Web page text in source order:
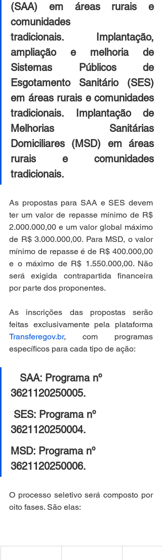
(SAA) em áreas rurais e
comunidades
tradicionais.
Implantação,
ampliação e melhoria de
Sistemas Públicos de
Esgotamento Sanitário (SES)
em áreas rurais e comunidades
tradicionais.
Implantação de
Melhorias Sanitárias
Domiciliares (MSD) em áreas
rurais e comunidades
tradicionais.
As propostas para SAA e SES devem
ter um valor de repasse mínimo de R$
2.000.000,00 e um valor global máximo
de R$ 3.000.000,00. Para MSD, o valor
mínimo de repasse é de R$ 400.000,00
e o máximo de R$ 1.550.000,00. Não
será exigida contrapartida financeira
por parte dos proponentes.
As inscrições das propostas serão
Transferegov.br, com programas
específicos para cada tipo de ação:
SAA: Programa nº
3621120250005.
SES: Programa nº
3621120250004.
MSD: Programa nº
3621120250006.
O processo seletivo será composto por
oito fases. São elas: